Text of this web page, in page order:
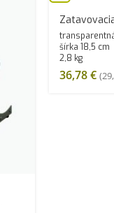
šírka 18,5 cm
2,8 kg
36,78€ (